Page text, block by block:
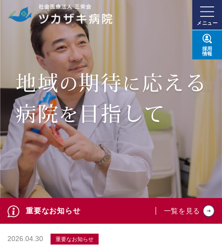
メニュー
採用
情報
重要なお知らせ 一覧を見る
2026.04.30 重要なお知らせ